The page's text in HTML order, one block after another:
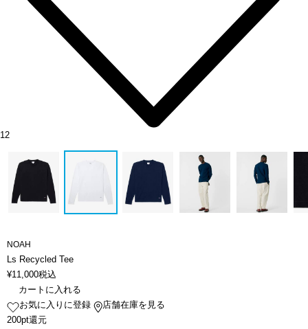
12
NOAH
Ls Recycled Tee
¥11,000税込
カートに入れる
お気に入りに登録
店舗在庫を見る
200pt還元